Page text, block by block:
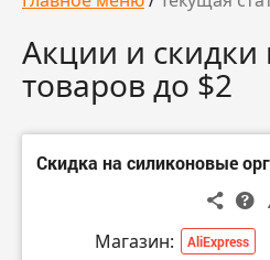
Акции и скидки
товаров до $2
Скидка на силиконовые
Магазин: AliExpress